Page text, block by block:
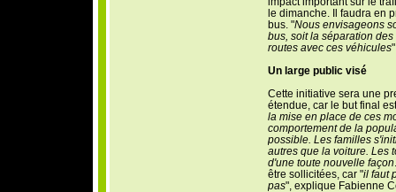
le dimanche. Il faudra en
bus. "Nous envisageons
bus, soit la séparation
routes avec ces véhicules
Un large public visé
Cette initiative sera une
étendue, car le but final
la mise en place de ces
comportement de la
possible. Les familles
autres que la voiture. Les
d'une toute nouvelle façon
être sollicitées, car "il faut
pas", explique Fabienne